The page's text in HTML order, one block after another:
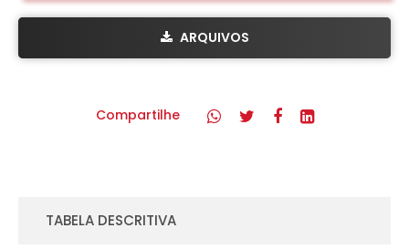
ARQUIVOS
Compartilhe
TABELA DESCRITIVA